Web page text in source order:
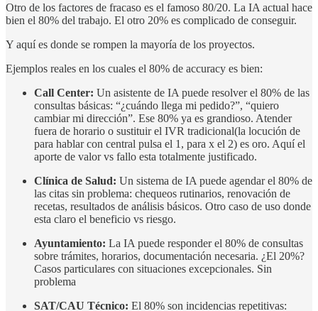
Otro de los factores de fracaso es el famoso 80/20. La IA actual hace
bien el 80% del trabajo. El otro 20% es complicado de conseguir.
Y aquí es donde se rompen la mayoría de los proyectos.
Ejemplos reales en los cuales el 80% de accuracy es bien:
Call Center: Un asistente de IA puede resolver el 80% de las
consultas básicas: “¿cuándo llega mi pedido?”, “quiero
cambiar mi dirección”. Ese 80% ya es grandioso. Atender
fuera de horario o sustituir el IVR tradicional(la locución de
para hablar con central pulsa el 1, para x el 2) es oro. Aquí el
aporte de valor vs fallo esta totalmente justificado.
Clínica de Salud: Un sistema de IA puede agendar el 80% de
las citas sin problema: chequeos rutinarios, renovación de
recetas, resultados de análisis básicos. Otro caso de uso donde
esta claro el beneficio vs riesgo.
Ayuntamiento: La IA puede responder el 80% de consultas
sobre trámites, horarios, documentación necesaria. ¿El 20%?
Casos particulares con situaciones excepcionales. Sin
problema
SAT/CAU Técnico: El 80% son incidencias repetitivas: